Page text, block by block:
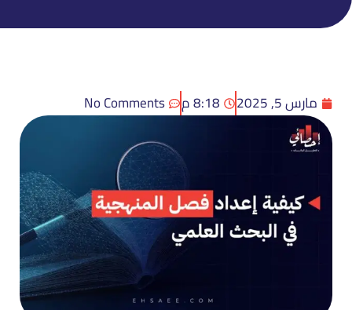
مارس 5, 2025 8:18 م No Comments